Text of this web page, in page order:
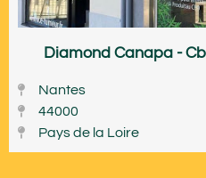
Diamond Canapa -
Nantes
44000
Pays de la Loire